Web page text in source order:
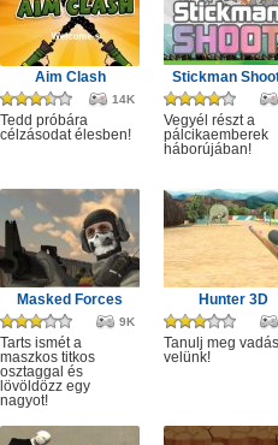
Aim Clash
14K
Tedd próbára
célzásodat élesben!
Stickman
Vegyél részt a
pálcikaemberek
háborújában!
Masked Forces
9K
Tarts ismét a
maszkos titkos
osztaggal és
lövöldözz egy
nagyot!
Hunter 3D
Tanulj meg
velünk!